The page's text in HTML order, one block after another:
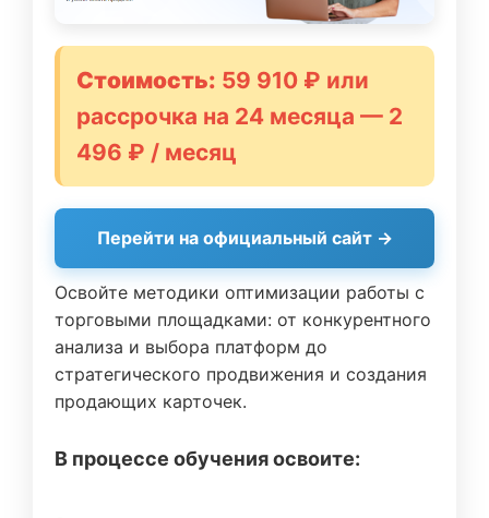
Стоимость: 59 910 ₽ или
рассрочка на 24 месяца — 2
496 ₽ / месяц
Перейти на официальный сайт →
Освойте методики оптимизации работы с
торговыми площадками: от конкурентного
анализа и выбора платформ до
стратегического продвижения и создания
продающих карточек.
В процессе обучения освоите: